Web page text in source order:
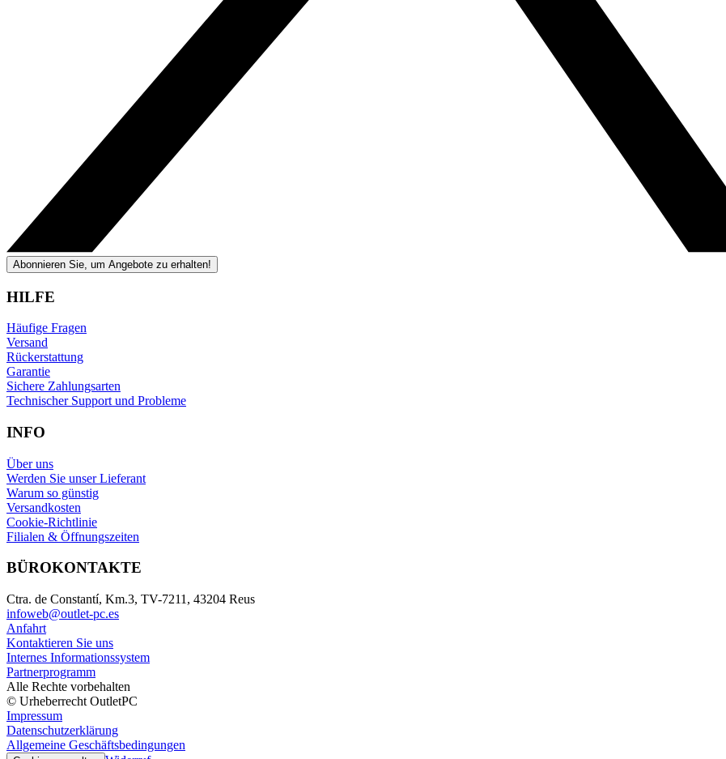
Abonnieren Sie, um Angebote zu erhalten!
HILFE
Häufige Fragen
Versand
Rückerstattung
Garantie
Sichere Zahlungsarten
Technischer Support und Probleme
INFO
Über uns
Werden Sie unser Lieferant
Warum so günstig
Versandkosten
Cookie-Richtlinie
Filialen & Öffnungszeiten
BÜROKONTAKTE
Ctra. de Constantí, Km.3, TV-7211, 43204 Reus
infoweb@outlet-pc.es
Anfahrt
Kontaktieren Sie uns
Internes Informationssystem
Partnerprogramm
Alle Rechte vorbehalten
© Urheberrecht OutletPC
Impressum
Datenschutzerklärung
Allgemeine Geschäftsbedingungen